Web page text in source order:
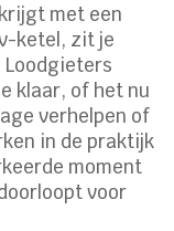
met een
ketel, zit je
klaar, of het nu
verhelpen of
in de praktijk
moment
voor